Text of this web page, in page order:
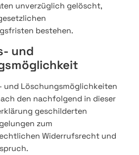
unverzüglich gelöscht,
bestehen.
und
und Löschungsmöglichkeiten
den nachfolgend in dieser
geschilderten
zum
Widerrufsrecht und